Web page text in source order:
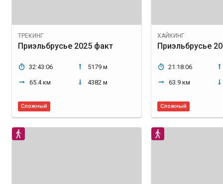
ТРЕКИНГ
Приэльбрусье 2025 факт
32:43:06
65.4 км
5179 м
4382 м
Сложный
ХАЙКИНГ
Приэльбрусье
21:18:06
63.9 км
Сложный